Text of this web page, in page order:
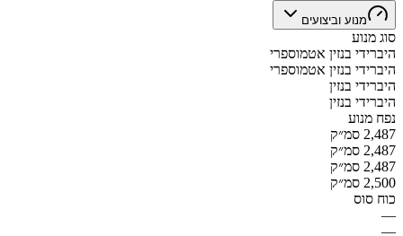
מנוע וביצועים
סוג מנוע
היברידי בנזין אטמוספרי
היברידי בנזין אטמוספרי
היברידי בנזין
היברידי בנזין
נפח מנוע
2,487 סמ״ק
2,487 סמ״ק
2,487 סמ״ק
2,500 סמ״ק
כוח סוס
—
—